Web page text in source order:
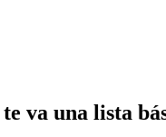
va una lista